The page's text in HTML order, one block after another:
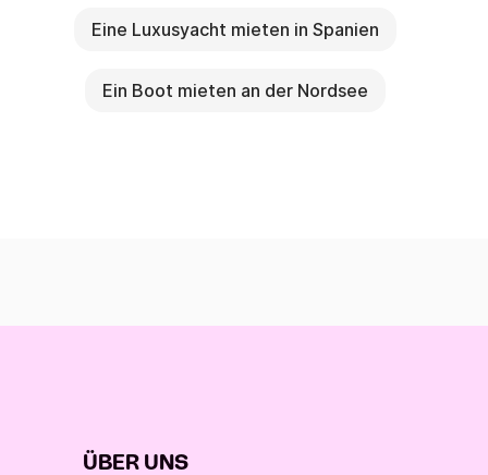
Eine Luxusyacht mieten in Spanien
Ein Boot mieten an der Nordsee
ÜBER UNS